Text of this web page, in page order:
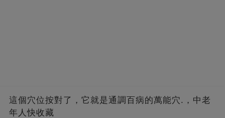
這個穴位按對了，它就是通調百病的萬能穴.，中老
年人快收藏